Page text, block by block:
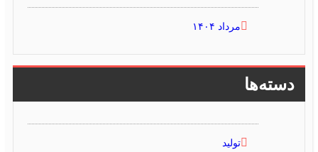
مرداد ۱۴۰۴
دسته‌ها
تولید